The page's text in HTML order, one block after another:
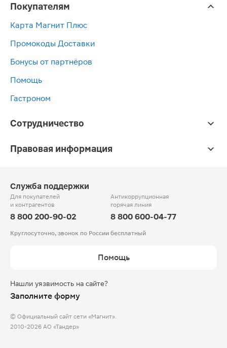
Покупателям
Карта Магнит Плюс
Промокоды Доставки
Бонусы от партнёров
Помощь
Гастроном
Сотрудничество
Правовая информация
Служба поддержки
Для покупателей
и контрагентов
8 800 200-90-02
Антикоррупционная
горячая линия
8 800 600-04-77
Круглосуточно, звонок по России бесплатный
Помощь
Нашли уязвимость на сайте?
Заполните форму
© Официальный сайт сети «Магнит».
2010-2026 АО «Тандер»